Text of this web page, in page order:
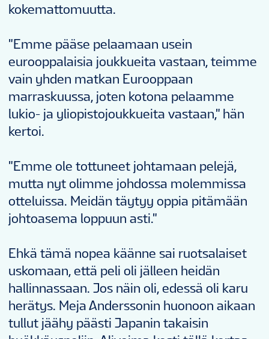
kokemattomuutta.
"Emme pääse pelaamaan usein
eurooppalaisia joukkueita vastaan, teimme
vain yhden matkan Eurooppaan
marraskuussa, joten kotona pelaamme
lukio- ja yliopistojoukkueita vastaan," hän
kertoi.
"Emme ole tottuneet johtamaan pelejä,
mutta nyt olimme johdossa molemmissa
otteluissa. Meidän täytyy oppia pitämään
johtoasema loppuun asti."
Ehkä tämä nopea käänne sai ruotsalaiset
uskomaan, että peli oli jälleen heidän
hallinnassaan. Jos näin oli, edessä oli karu
herätys. Meja Anderssonin huonoon aikaan
tullut jäähy päästi Japanin takaisin